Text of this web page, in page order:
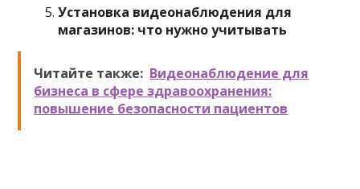
Установка видеонаблюдения для
магазинов: что нужно учитывать
Читайте также: Видеонаблюдение для
бизнеса в сфере здравоохранения:
повышение безопасности пациентов